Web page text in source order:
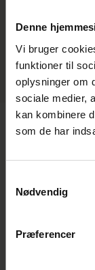
Denne
Vi bruger
funktioner til
oplysninger om
sociale medier,
kan kombinere
som de har
Nødvendig
Præferencer
Klage